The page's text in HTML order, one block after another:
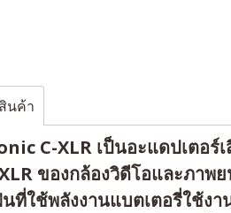
นค้า
C-XLR เป็นอะแดปเตอร์
ของกล้องวิดีโอและภาพ
ที่ใช้พลังงานแบตเตอรี่ใช้ง